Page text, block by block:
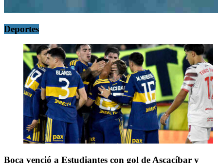
Deportes
Boca venció a Estudiantes con gol de Ascacíbar y